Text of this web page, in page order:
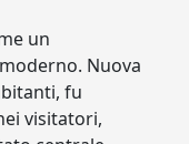
un
Nuova
fu
visitatori,